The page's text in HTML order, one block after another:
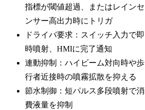
指標が閾値超過、またはレインセ
ンサー高出力時にトリガ
ドライバ要求：スイッチ入力で即
時噴射、HMIに完了通知
連動抑制：ハイビーム対向時や歩
行者近接時の噴霧拡散を抑える
節水制御：短パルス多段噴射で消
費液量を抑制